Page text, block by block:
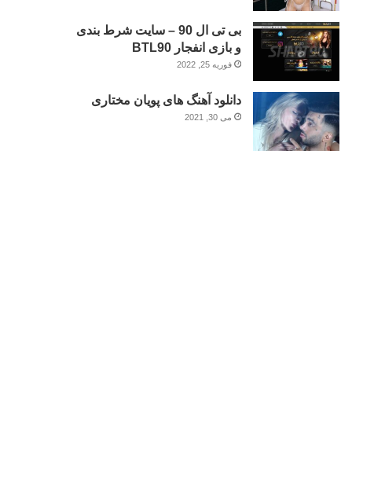
بی تی ال 90 – سایت شرط بندی
و بازی انفجار BTL90
فوریه 25, 2022
دانلود آهنگ های پویان مختاری
می 30, 2021